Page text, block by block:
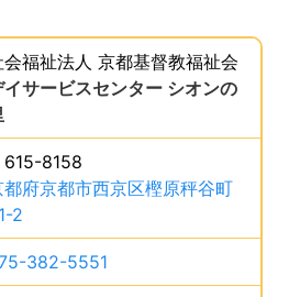
み上げます。
会福祉法人 京都基督教福祉会
イサービスセンター シオンの
615-8158
都府京都市西京区樫原秤谷町
2
382-5551